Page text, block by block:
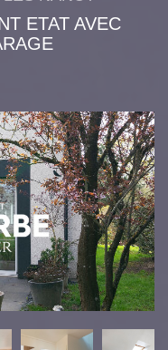
ETAT AVEC